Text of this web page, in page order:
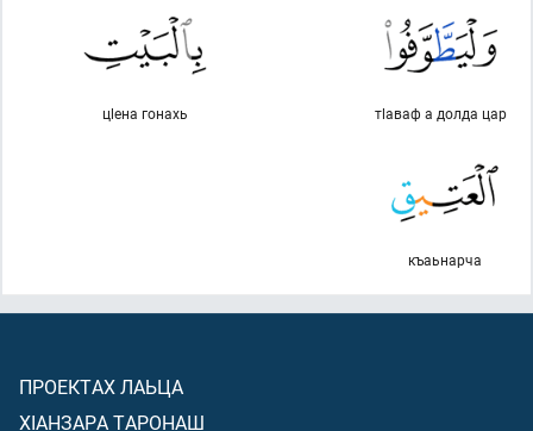
тlаваф а долда цар
цlена гонахь
къаьнарча
ПРОЕКТАХ ЛАЬЦА
ХIАНЗАРА ТАРОНАШ